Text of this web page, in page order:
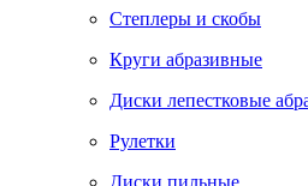
Степлеры и скобы
Круги абразивные
Диски лепестковые
Рулетки
Диски пильные